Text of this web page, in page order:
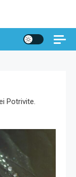
Potrivite.